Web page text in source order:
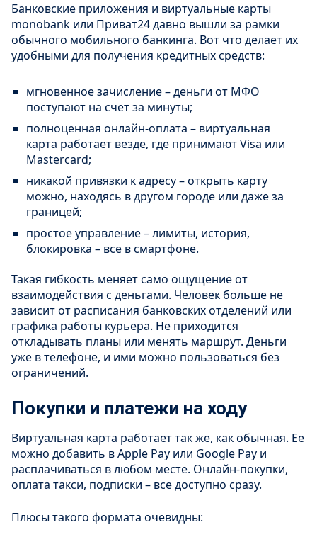
Банковские приложения и виртуальные карты
monobank или Приват24 давно вышли за рамки
обычного мобильного банкинга. Вот что делает их
удобными для получения кредитных средств:
мгновенное зачисление – деньги от МФО
поступают на счет за минуты;
полноценная онлайн-оплата – виртуальная
карта работает везде, где принимают Visa или
Mastercard;
никакой привязки к адресу – открыть карту
можно, находясь в другом городе или даже за
границей;
простое управление – лимиты, история,
блокировка – все в смартфоне.
Такая гибкость меняет само ощущение от
взаимодействия с деньгами. Человек больше не
зависит от расписания банковских отделений или
графика работы курьера. Не приходится
откладывать планы или менять маршрут. Деньги
уже в телефоне, и ими можно пользоваться без
ограничений.
Покупки и платежи на ходу
Виртуальная карта работает так же, как обычная. Ее
можно добавить в Apple Pay или Google Pay и
расплачиваться в любом месте. Онлайн-покупки,
оплата такси, подписки – все доступно сразу.
Плюсы такого формата очевидны: